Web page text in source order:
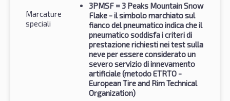
Marcature
speciali
3PMSF = 3 Peaks Mountain Snow
Flake - il simbolo marchiato sul
fianco del pneumatico indica che il
pneumatico soddisfa i criteri di
prestazione richiesti nei test sulla
neve per essere considerato un
severo servizio di innevamento
artificiale (metodo ETRTO -
European Tire and Rim Technical
Organization)